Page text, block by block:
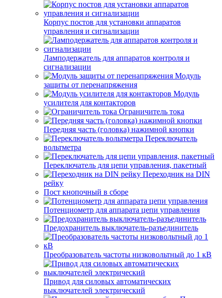
Корпус постов для установки аппаратов
управления и сигнализации
Ламподержатель для аппаратов контроля и
сигнализации
Модуль
защиты от перенапряжения
Модуль
усилителя для контакторов
Ограничитель тока
Передняя часть (головка) нажимной кнопки
Переключатель
вольтметра
Переключатель для цепи управления, пакетный
Переходник на DIN
рейку
Пост кнопочный в сборе
Потенциометр для аппарата цепи управления
Предохранитель выключатель-разъединитель
Преобразователь частоты низковольтный до 1 кВ
Привод для силовых автоматических
выключателей электрический